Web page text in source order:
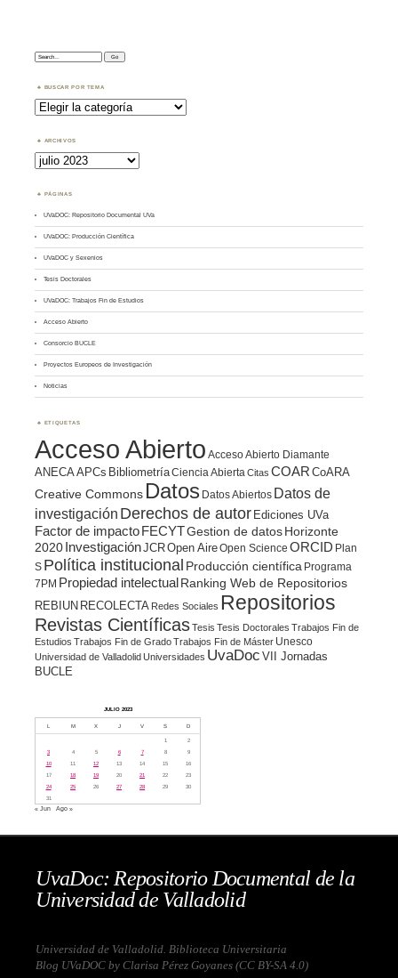
Search:
BUSCAR POR TEMA
Buscar
por
Tema
ARCHIVOS
Archivos
PÁGINAS
UVaDOC: Repositorio Documental UVa
UVaDOC: Producción Científica
UVaDOC y Sexenios
Tesis Doctorales
UVaDOC: Trabajos Fin de Estudios
Acceso Abierto
Consorcio BUCLE
Proyectos Europeos de Investigación
Noticias
ETIQUETAS
Acceso Abierto Acceso Abierto Diamante
ANECAAPCs BibliometríaCiencia Abierta Citas COAR CoARA
Creative Commons Datos Datos Abiertos Datos de
investigación Derechos de autor Ediciones UVa
Factor de impacto FECYTGestion de datosHorizonte
2020 InvestigaciónJCROpen AireOpen Science ORCID Plan
S Política institucional Producción científica Programa
7PM Propiedad intelectualRanking Web de Repositorios
REBIUN RECOLECTA Redes Sociales Repositorios
Revistas CientíficasTesis Tesis Doctorales Trabajos Fin de
Estudios Trabajos Fin de GradoTrabajos Fin de Máster Unesco
Universidad de Valladolid Universidades UvaDoc VII Jornadas
BUCLE
JULIO 2023
L M X J V S D
1
2
3
4 5 6 7 8
9
10
11 12 13 14 15
16
17
18 19 20 21 22
23
24
25 26 27 28 29
30
31
« Jun Ago »
UvaDoc: Repositorio Documental de la
Universidad de Valladolid
Universidad de Valladolid. Biblioteca Universitaria
Blog UVaDOC by Clarisa Pérez Goyanes (CC BY-SA 4.0)